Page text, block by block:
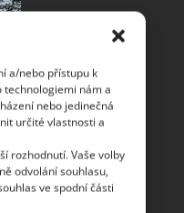
a/nebo přístupu k
technologiemi nám a
nebo jedinečná
určité vlastnosti a
rozhodnutí. Vaše volby
odvolání souhlasu,
ve spodní části